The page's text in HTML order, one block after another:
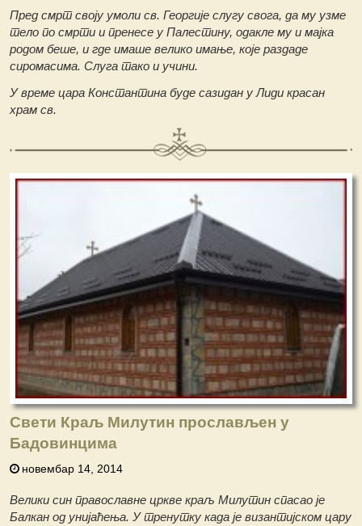
Пред смрт своју умоли св. Георгије слугу свога, да му узме
тело по смрти и пренесе у Палестину, одакле му и мајка
родом беше, и где имаше велико имање, које раздаде
сиромасима. Слуга тако и учини.
У време цара Константина буде сазидан у Лиди красан
храм св.
Свети Краљ Милутин прослављен у
Бадовинцима
новембар 14, 2014
Велики син православне цркве краљ Милутин спасао је
Балкан од унијаћења. У тренутку када је византијском цару